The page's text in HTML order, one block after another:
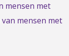
mensen met
mensen met